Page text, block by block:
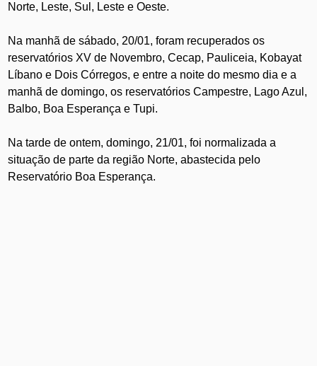
Norte, Leste, Sul, Leste e Oeste.
Na manhã de sábado, 20/01, foram recuperados os
reservatórios XV de Novembro, Cecap, Pauliceia, Kobayat
Líbano e Dois Córregos, e entre a noite do mesmo dia e a
manhã de domingo, os reservatórios Campestre, Lago Azul,
Balbo, Boa Esperança e Tupi.
Na tarde de ontem, domingo, 21/01, foi normalizada a
situação de parte da região Norte, abastecida pelo
Reservatório Boa Esperança.